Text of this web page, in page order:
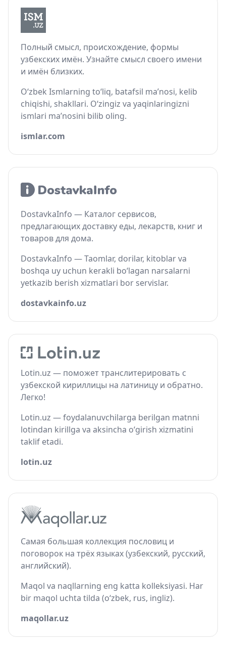
Полный смысл, происхождение, формы
узбекских имён. Узнайте смысл своего имени
и имён близких.
O‘zbek Ismlarning to‘liq, batafsil ma’nosi, kelib
chiqishi, shakllari. O‘zingiz va yaqinlaringizni
ismlari ma’nosini bilib oling.
ismlar.com
DostavkaInfo — Каталог сервисов,
предлагающих доставку еды, лекарств, книг и
товаров для дома.
DostavkaInfo — Taomlar, dorilar, kitoblar va
boshqa uy uchun kerakli bo‘lagan narsalarni
yetkazib berish xizmatlari bor servislar.
dostavkainfo.uz
Lotin.uz — поможет транслитерировать с
узбекской кириллицы на латиницу и обратно.
Легко!
Lotin.uz — foydalanuvchilarga berilgan matnni
lotindan kirillga va aksincha o‘girish xizmatini
taklif etadi.
lotin.uz
Самая большая коллекция пословиц и
поговорок на трёх языках (узбекский, русский,
английский).
Maqol va naqllarning eng katta kolleksiyasi. Har
bir maqol uchta tilda (o‘zbek, rus, ingliz).
maqollar.uz